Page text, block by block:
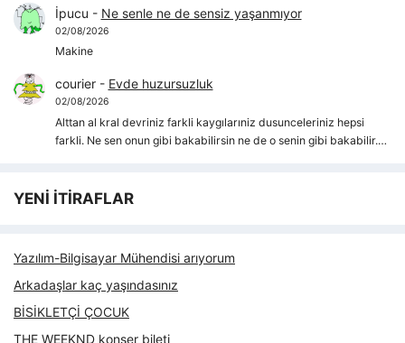
İpucu - Ne senle ne de sensiz yaşanmıyor
02/08/2026
Makine
courier- Evde huzursuzluk
02/08/2026
Alttan al kral devriniz farkli kaygılarıniz dusunceleriniz hepsi
farkli. Ne sen onun gibi bakabilirsin ne de o senin gibi bakabilir.…
YENİ İTİRAFLAR
Yazılım-Bilgisayar Mühendisi arıyorum
Arkadaşlar kaç yaşındasınız
BİSİKLETÇİ ÇOCUK
THE WEEKND konser bileti